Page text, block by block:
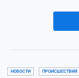
НОВОСТИ ПРОИСШЕСТВИЯ